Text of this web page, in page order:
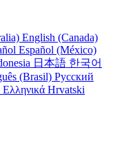
English (Canada)
Español (México)
日本語 한국어
(Brasil) Русский
Ελληνικά Hrvatski